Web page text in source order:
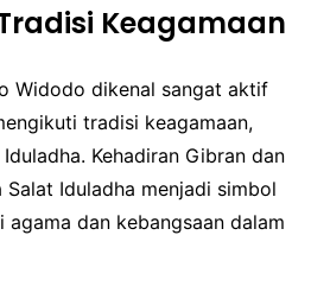
Keagamaan
Widodo dikenal sangat aktif
tradisi keagamaan,
Kehadiran Gibran dan
Iduladha menjadi simbol
dan kebangsaan dalam